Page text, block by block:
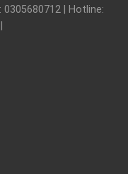
0305680712 | Hotline: